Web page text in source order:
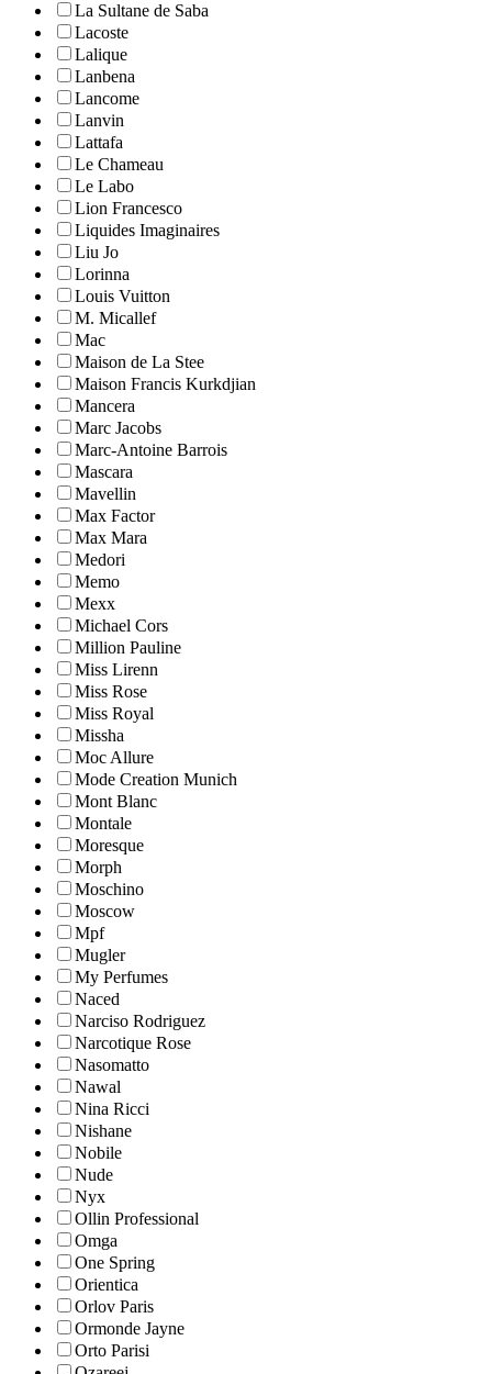
La Sultane de Saba
Lacoste
Lalique
Lanbena
Lancome
Lanvin
Lattafa
Le Chameau
Le Labo
Lion Francesco
Liquides Imaginaires
Liu Jo
Lorinna
Louis Vuitton
M. Micallef
Mac
Maison de La Stee
Maison Francis Kurkdjian
Mancera
Marc Jacobs
Marc-Antoine Barrois
Mascara
Mavellin
Max Factor
Max Mara
Medori
Memo
Mexx
Michael Cors
Million Pauline
Miss Lirenn
Miss Rose
Miss Royal
Missha
Moc Allure
Mode Creation Munich
Mont Blanc
Montale
Moresque
Morph
Moschino
Moscow
Mpf
Mugler
My Perfumes
Naced
Narciso Rodriguez
Narcotique Rose
Nasomatto
Nawal
Nina Ricci
Nishane
Nobile
Nude
Nyx
Ollin Professional
Omga
One Spring
Orientica
Orlov Paris
Ormonde Jayne
Orto Parisi